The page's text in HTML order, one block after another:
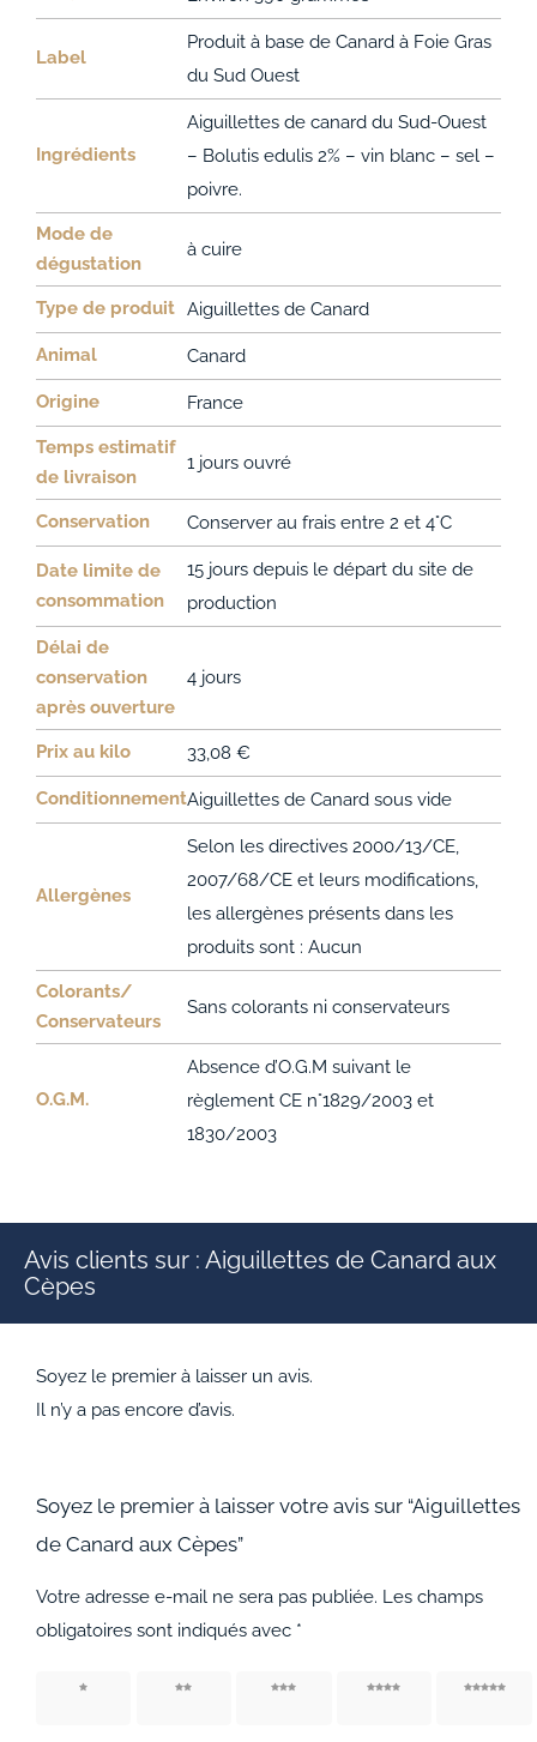
Label
Produit à base de Canard à Foie Gras
du Sud Ouest
Ingrédients
Aiguillettes de canard du Sud-Ouest
– Bolutis edulis 2% – vin blanc – sel –
poivre.
Mode de
dégustation
à cuire
Type de produit Aiguillettes de Canard
Animal Canard
Origine France
Temps estimatif
de livraison
1 jours ouvré
Conservation Conserver au frais entre 2 et 4°C
Date limite de
consommation
15 jours depuis le départ du site de
production
Délai de
conservation
après ouverture
4 jours
Prix au kilo 33,08 €
ConditionnementAiguillettes de Canard sous vide
Allergènes
Selon les directives 2000/13/CE,
2007/68/CE et leurs modifications,
les allergènes présents dans les
produits sont : Aucun
Colorants/
Conservateurs
Sans colorants ni conservateurs
O.G.M.
Absence d’O.G.M suivant le
règlement CE n°1829/2003 et
1830/2003
Avis clients sur : Aiguillettes de Canard aux
Cèpes
Soyez le premier à laisser un avis.
Il n’y a pas encore d’avis.
Soyez le premier à laisser votre avis sur “Aiguillettes
de Canard aux Cèpes”
Votre adresse e-mail ne sera pas publiée. Les champs
obligatoires sont indiqués avec *
1 étoile
2 étoiles
3 étoiles
4 étoiles
5 étoiles